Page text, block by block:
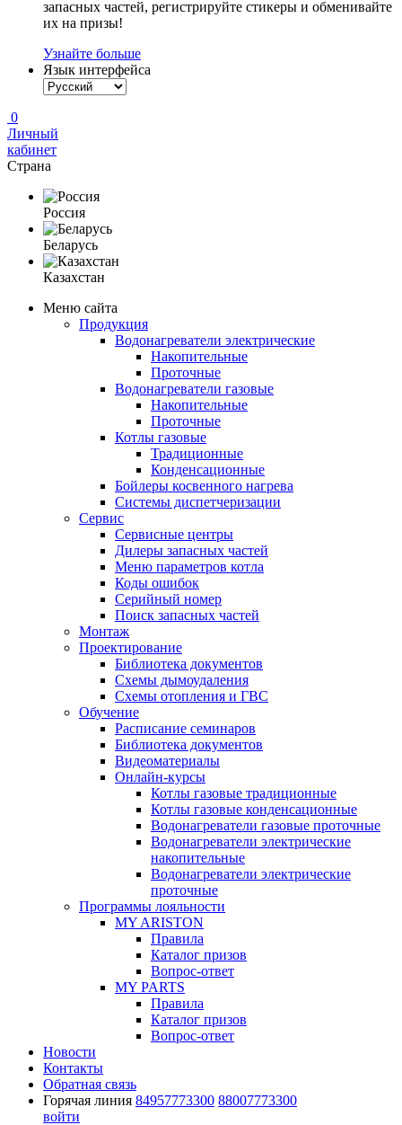
запасных частей, регистрируйте стикеры и обменивайте
их на призы!
Узнайте больше
Язык интерфейса
0
Личный
кабинет
Страна
Россия
Беларусь
Казахстан
Меню сайта
Продукция
Водонагреватели электрические
Накопительные
Проточные
Водонагреватели газовые
Накопительные
Проточные
Котлы газовые
Традиционные
Конденсационные
Бойлеры косвенного нагрева
Системы диспетчеризации
Сервис
Сервисные центры
Дилеры запасных частей
Меню параметров котла
Коды ошибок
Серийный номер
Поиск запасных частей
Монтаж
Проектирование
Библиотека документов
Схемы дымоудаления
Схемы отопления и ГВС
Обучение
Расписание семинаров
Библиотека документов
Видеоматериалы
Онлайн-курсы
Котлы газовые традиционные
Котлы газовые конденсационные
Водонагреватели газовые проточные
Водонагреватели электрические
накопительные
Водонагреватели электрические
проточные
Программы лояльности
MY ARISTON
Правила
Каталог призов
Вопрос-ответ
MY PARTS
Правила
Каталог призов
Вопрос-ответ
Новости
Контакты
Обратная связь
Горячая линия 84957773300 88007773300
войти